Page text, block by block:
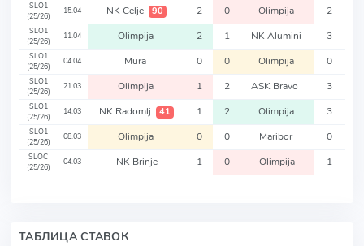
SLO1
(25/26)
15.04 NK Celje 90 2 0 Olimpija 2
SLO1
(25/26)
11.04 Olimpija 2 1 NK Alumini 3
SLO1
(25/26)
04.04 Mura 0 0 Olimpija 0
SLO1
(25/26)
21.03 Olimpija 1 2 ASK Bravo 3
SLO1
(25/26)
14.03 NK Radomlj 41 1 2 Olimpija 3
SLO1
(25/26)
08.03 Olimpija 0 0 Maribor 0
SLOC
(25/26)
04.03 NK Brinje 1 0 Olimpija 1
ТАБЛИЦА СТАВОК